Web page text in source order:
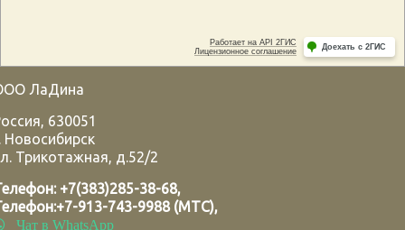
ЛаДина
, 630051
Новосибирск
Трикотажная, д.52/2
+7(383)285-38-68,
+7-913-743-9988 (МТС),
Чат в WhatsApp